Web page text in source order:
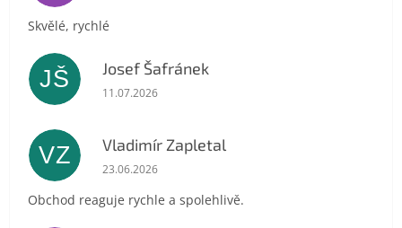
Skvělé, rychlé
JŠ Josef Šafránek
Hodnocení obchodu je 5 z 5 hvězdiček.
11.07.2026
VZ Vladimír Zapletal
Hodnocení obchodu je 5 z 5 hvězdiček.
23.06.2026
Obchod reaguje rychle a spolehlivě.